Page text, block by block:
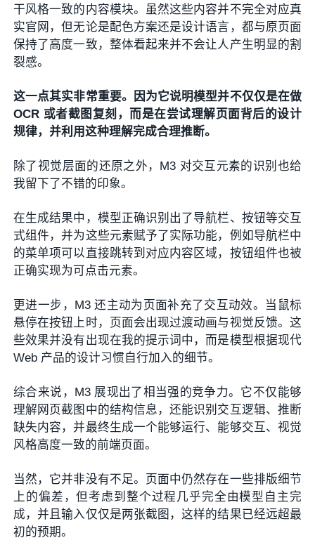
干风格一致的内容模块。虽然这些内容并不完全对应真
实官网，但无论是配色方案还是设计语言，都与原页面
保持了高度一致，整体看起来并不会让人产生明显的割
裂感。
这一点其实非常重要。因为它说明模型并不仅仅是在做
OCR 或者截图复刻，而是在尝试理解页面背后的设计
规律，并利用这种理解完成合理推断。
除了视觉层面的还原之外，M3 对交互元素的识别也给
我留下了不错的印象。
在生成结果中，模型正确识别出了导航栏、按钮等交互
式组件，并为这些元素赋予了实际功能，例如导航栏中
的菜单项可以直接跳转到对应内容区域，按钮组件也被
正确实现为可点击元素。
更进一步，M3 还主动为页面补充了交互动效。当鼠标
悬停在按钮上时，页面会出现过渡动画与视觉反馈。这
些效果并没有出现在我的提示词中，而是模型根据现代
Web 产品的设计习惯自行加入的细节。
综合来说，M3 展现出了相当强的竞争力。它不仅能够
理解网页截图中的结构信息，还能识别交互逻辑、推断
缺失内容，并最终生成一个能够运行、能够交互、视觉
风格高度一致的前端页面。
当然，它并非没有不足。页面中仍然存在一些排版细节
上的偏差，但考虑到整个过程几乎完全由模型自主完
成，并且输入仅仅是两张截图，这样的结果已经远超最
初的预期。